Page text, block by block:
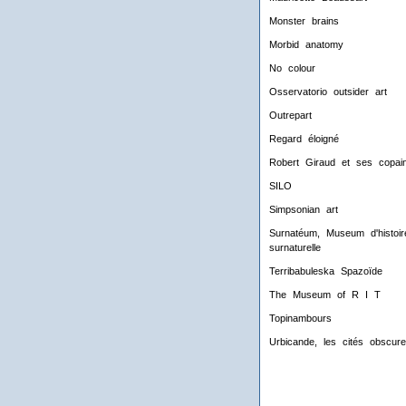
Monster brains
Morbid anatomy
No colour
Osservatorio outsider art
Outrepart
Regard éloigné
Robert Giraud et ses
SILO
Simpsonian art
Surnatéum, Museum
surnaturelle
Terribabuleska Spazoïde
The Museum of R I T
Topinambours
Urbicande, les cités